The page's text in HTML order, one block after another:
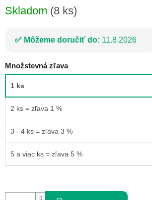
Skladom (8 ks)
Môžeme doručiť do: 11.8.2026
Množstevná zľava
1 ks
2 ks = zľava 1 %
3 - 4 ks = zľava 3 %
5 a viac ks = zľava 5 %